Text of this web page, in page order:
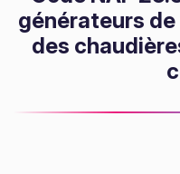
générateurs de
des